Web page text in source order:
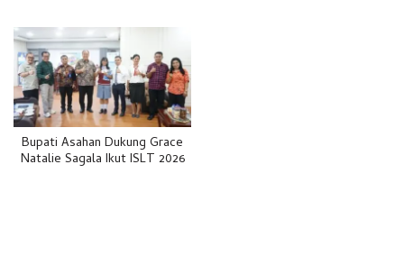
Bupati Asahan Dukung Grace
Natalie Sagala Ikut ISLT 2026